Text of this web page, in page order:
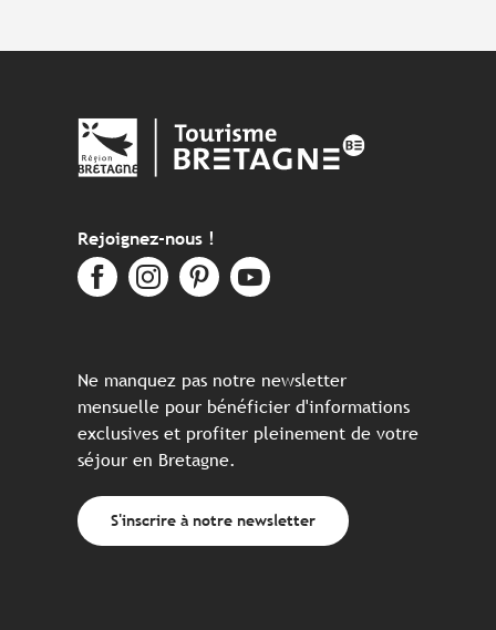
Rejoignez-nous !
Ne manquez pas notre newsletter
mensuelle pour bénéficier d'informations
exclusives et profiter pleinement de votre
séjour en Bretagne.
S'inscrire à notre newsletter